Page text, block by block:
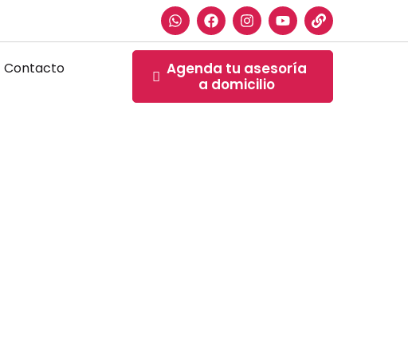
Contacto
Agenda tu asesoría
a domicilio